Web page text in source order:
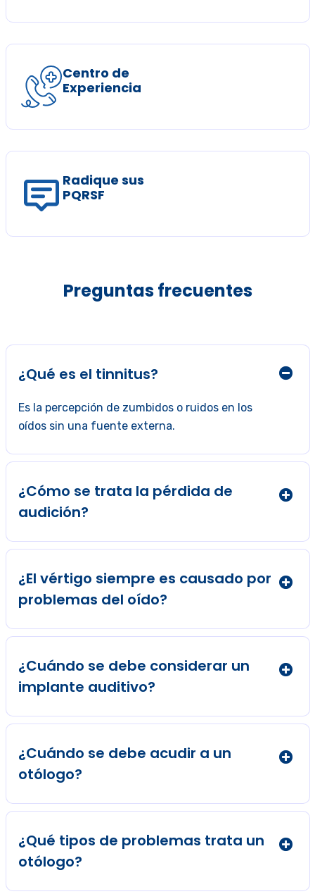
Centro de
Experiencia
Radique sus
PQRSF
Preguntas frecuentes
¿Qué es el tinnitus?
Es la percepción de zumbidos o ruidos en los
oídos sin una fuente externa.
¿Cómo se trata la pérdida de
audición?
¿El vértigo siempre es causado por
problemas del oído?
¿Cuándo se debe considerar un
implante auditivo?
¿Cuándo se debe acudir a un
otólogo?
¿Qué tipos de problemas trata un
otólogo?